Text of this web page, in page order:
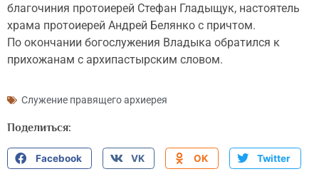
благочиния протоиерей Стефан Гладыщук, настоятель
храма протоиерей Андрей Белянко с причтом.
По окончании богослужения Владыка обратился к
прихожанам с архипастырским словом.
Служение правящего архиерея
Поделиться:
Facebook VK OK Twitter